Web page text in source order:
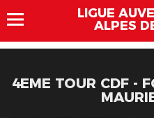
LIGUE
ALPES
4EME TOUR CDF -